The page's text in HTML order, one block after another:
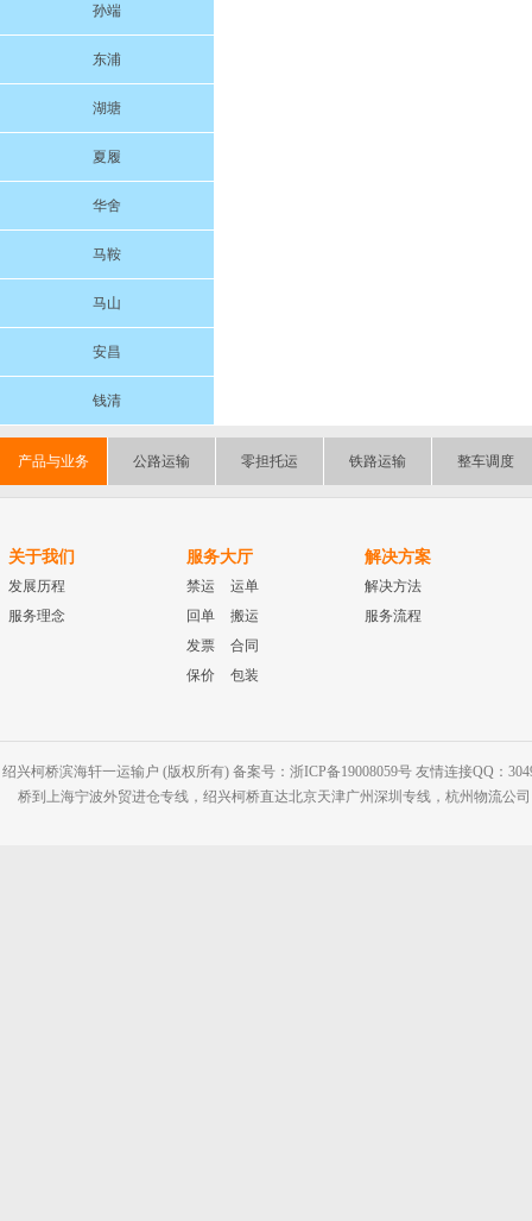
孙端
东浦
湖塘
夏履
华舍
马鞍
马山
安昌
钱清
产品与业务 公路运输 零担托运 铁路运输 整车调度
关于我们
发展历程
服务理念
服务大厅
禁运
运单
回单
搬运
发票
合同
保价
包装
解决方案
解决方法
服务流程
绍兴柯桥滨海轩一运输户 (版权所有) 备案号：浙ICP备19008059号 友情连接QQ：
桥到上海宁波外贸进仓专线，绍兴柯桥直达北京天津广州深圳专线，杭州物流公